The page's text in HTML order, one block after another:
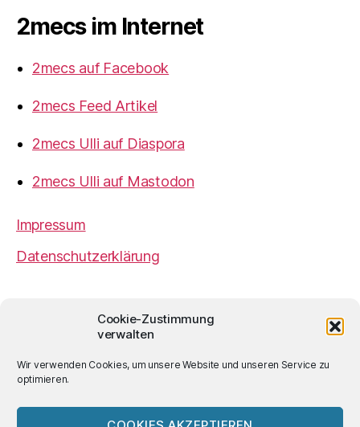
Cookie-Zustimmung
verwalten
Wir verwenden Cookies, um unsere Website und unseren Service zu
optimieren.
2mecs im Internet
2mecs auf Facebook
2mecs Feed Artikel
2mecs Ulli auf Diaspora
2mecs Ulli auf Mastodon
Impressum
Datenschutzerklärung
Ulrich Würdemannist sofern nicht
anders angegeben lizenziert unter einer
Creative
Lizenz.